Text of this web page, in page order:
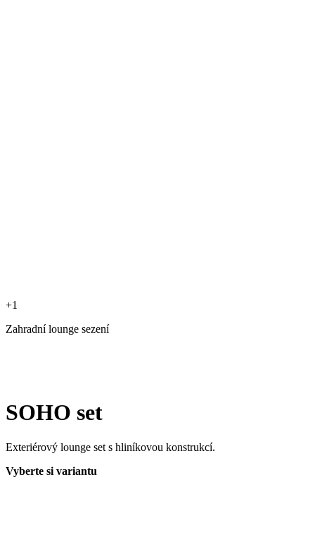
+1
Zahradní lounge sezení
SOHO set
Exteriérový lounge set s hliníkovou konstrukcí.
Vyberte si variantu